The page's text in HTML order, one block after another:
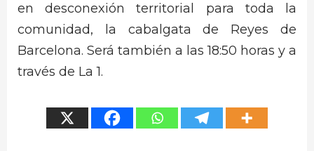
en desconexión territorial para toda la
comunidad, la cabalgata de Reyes de
Barcelona. Será también a las 18:50 horas y a
través de La 1.